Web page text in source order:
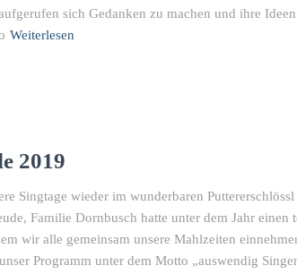
sich Gedanken zu machen und ihre
Weiterlesen
2019
Singtage wieder im wunderbaren Puttererschlössl
Familie Dornbusch hatte unter dem Jahr einen
wir alle gemeinsam unsere Mahlzeiten
Programm unter dem Motto „auswendig